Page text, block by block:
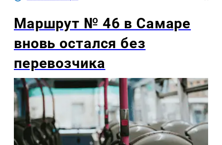
Маршрут № 46 в Самаре
вновь остался без
перевозчика